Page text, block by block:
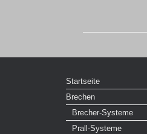
Startseite
Brechen
Brecher-Systeme
Prall-Systeme